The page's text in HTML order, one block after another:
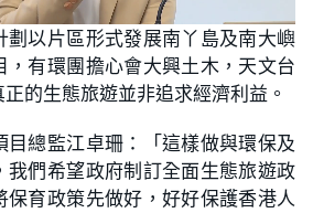
劃以片區形式發展南丫島及南大嶼
，有環團擔心會大興土木，天文台
的生態旅遊並非追求經濟利益。
目總監江卓珊：「這樣做與環保及
我們希望政府制訂全面生態旅遊政
保育政策先做好，好好保護香港人